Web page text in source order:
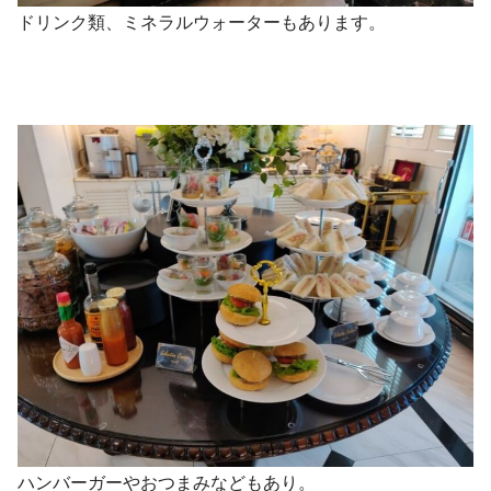
ドリンク類、ミネラルウォーターもあります。
ハンバーガーやおつまみなどもあり。